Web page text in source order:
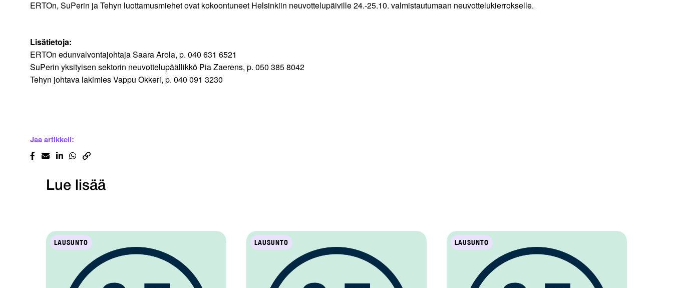
ERTOn, SuPerin ja Tehyn luottamusmiehet ovat kokoontuneet Helsinkiin neuvottelupäiville 24.-25.10. valmistautumaan neuvottelukierrokselle.
Lisätietoja:
ERTOn edunvalvontajohtaja Saara Arola, p. 040 631 6521
SuPerin yksityisen sektorin neuvottelupäällikkö Pia Zaerens, p. 050 385 8042
Tehyn johtava lakimies Vappu Okkeri, p. 040 091 3230
Jaa artikkeli:
Lue lisää
LAUSUNTO LAUSUNTO LAUSUNTO